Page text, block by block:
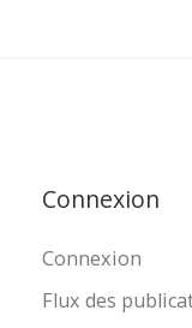
Connexion
Connexion
Flux des